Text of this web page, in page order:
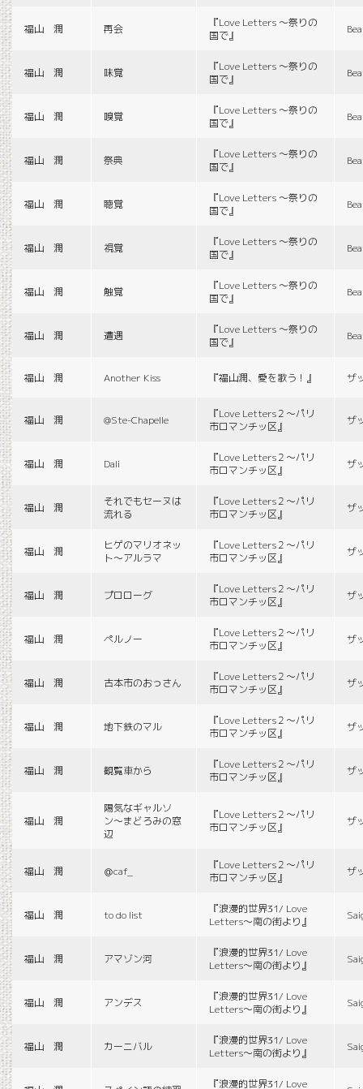
福山 潤 再会
『Love Letters 〜祭りの
国で』
福山 潤 味覚
『Love Letters 〜祭りの
国で』
福山 潤 嗅覚
『Love Letters 〜祭りの
国で』
福山 潤 祭典
『Love Letters 〜祭りの
国で』
福山 潤 聴覚
『Love Letters 〜祭りの
国で』
福山 潤 視覚
『Love Letters 〜祭りの
国で』
福山 潤 触覚
『Love Letters 〜祭りの
国で』
福山 潤 遭遇
『Love Letters 〜祭りの
国で』
福山 潤 Another Kiss 『福山潤、愛を歌う！』 ザ
福山 潤 @Ste-Chapelle
『Love Letters２〜パリ
市ロマンチッ区』
ザ
福山 潤 Dali
『Love Letters２〜パリ
市ロマンチッ区』
ザ
福山 潤
それでもセーヌは
流れる
『Love Letters２〜パリ
市ロマンチッ区』
ザ
福山 潤
ヒゲのマリオネッ
ト〜アルラマ
『Love Letters２〜パリ
市ロマンチッ区』
ザ
福山 潤 プロローグ
『Love Letters２〜パリ
市ロマンチッ区』
ザ
福山 潤 ペルノー
『Love Letters２〜パリ
市ロマンチッ区』
ザ
福山 潤 古本市のおっさん
『Love Letters２〜パリ
市ロマンチッ区』
ザ
福山 潤 地下鉄のマル
『Love Letters２〜パリ
市ロマンチッ区』
ザ
福山 潤 観覧車から
『Love Letters２〜パリ
市ロマンチッ区』
ザ
福山 潤
陽気なギャルソ
ン〜まどろみの窓
辺
『Love Letters２〜パリ
市ロマンチッ区』
ザ
福山 潤 ＠caf_
『Love Letters２〜パリ
市ロマンチッ区』
ザ
福山 潤 to do list
『浪漫的世界31/ Love
Letters〜南の街より』
福山 潤 アマゾン河
『浪漫的世界31/ Love
Letters〜南の街より』
福山 潤 アンデス
『浪漫的世界31/ Love
Letters〜南の街より』
福山 潤 カーニバル
『浪漫的世界31/ Love
Letters〜南の街より』
『浪漫的世界31/ Love